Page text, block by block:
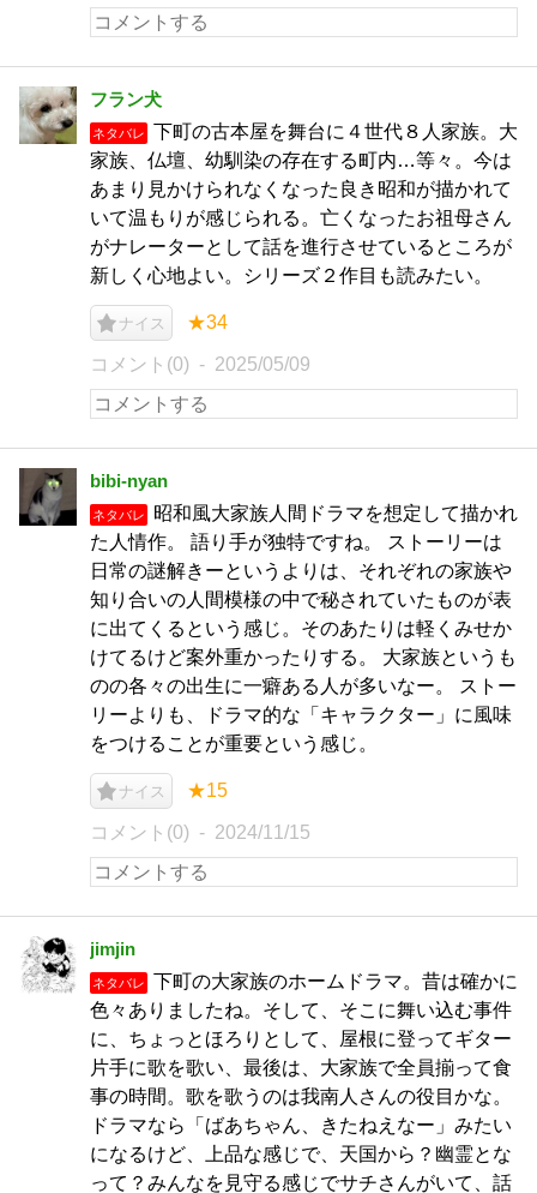
フラン犬
ネタバレ
下町の古本屋を舞台に４世代８人家族。大
家族、仏壇、幼馴染の存在する町内…等々。今は
あまり見かけられなくなった良き昭和が描かれて
いて温もりが感じられる。亡くなったお祖母さん
がナレーターとして話を進行させているところが
新しく心地よい。シリーズ２作目も読みたい。
ナイス ★34
コメント(0) 2025/05/09
bibi‐nyan
ネタバレ
昭和風大家族人間ドラマを想定して描かれ
た人情作。 語り手が独特ですね。 ストーリーは
日常の謎解きーというよりは、それぞれの家族や
知り合いの人間模様の中で秘されていたものが表
に出てくるという感じ。そのあたりは軽くみせか
けてるけど案外重かったりする。 大家族というも
のの各々の出生に一癖ある人が多いなー。 ストー
リーよりも、ドラマ的な「キャラクター」に風味
をつけることが重要という感じ。
ナイス ★15
コメント(0) 2024/11/15
jimjin
ネタバレ
下町の大家族のホームドラマ。昔は確かに
色々ありましたね。そして、そこに舞い込む事件
に、ちょっとほろりとして、屋根に登ってギター
片手に歌を歌い、最後は、大家族で全員揃って食
事の時間。歌を歌うのは我南人さんの役目かな。
ドラマなら「ばあちゃん、きたねえなー」みたい
になるけど、上品な感じで、天国から？幽霊とな
って？みんなを見守る感じでサチさんがいて、話